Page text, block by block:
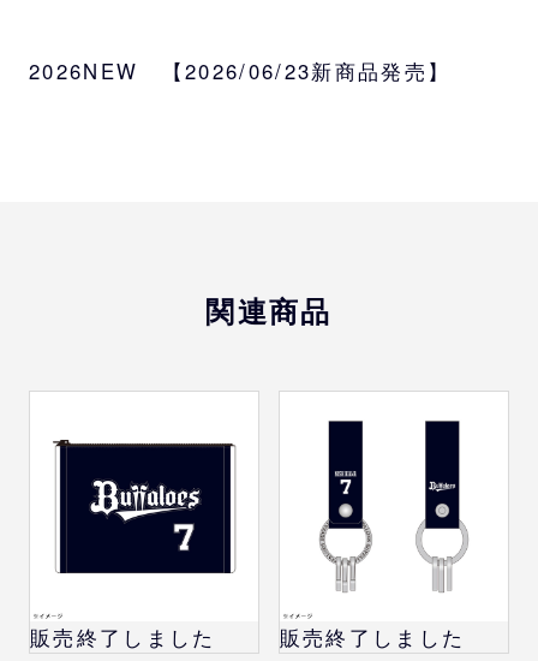
素材
2026NEW 【2026/06/23新商品発売】
関連商品
販売終了しました 販売終了しました